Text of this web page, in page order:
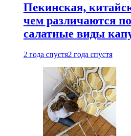
Пекинская,
чем различаются
салатные виды
2 года спустя2 года спустя